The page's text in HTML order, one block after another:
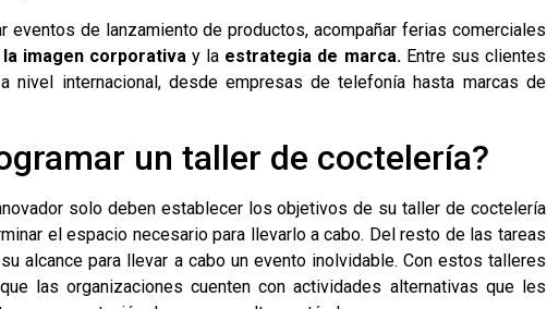
eventos de lanzamiento de productos, acompañar ferias comerciales
imagen corporativay la estrategia de marca. Entre sus clientes
nivel internacional, desde empresas de telefonía hasta marcas de
un taller de coctelería?
solo deben establecer los objetivos de su taller de coctelería
el espacio necesario para llevarlo a cabo. Del resto de las tareas
alcance para llevar a cabo un evento inolvidable. Con estos talleres
las organizaciones cuenten con actividades alternativas que les